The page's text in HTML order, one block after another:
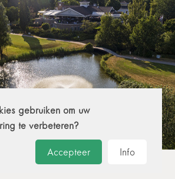
gebruiken om uw
te verbeteren?
Accepteer Info